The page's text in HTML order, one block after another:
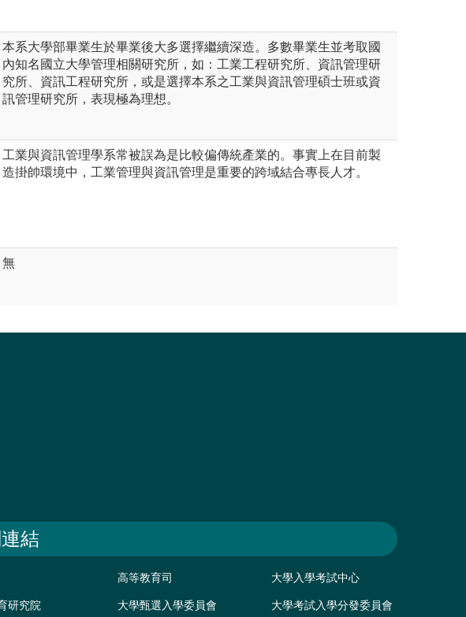
本系大學部畢業生於畢業後大多選擇繼續深造。多數畢業生並考取國
內知名國立大學管理相關研究所，如：工業工程研究所、資訊管理研
究所、資訊工程研究所，或是選擇本系之工業與資訊管理碩士班或資
訊管理研究所，表現極為理想。
工業與資訊管理學系常被誤為是比較偏傳統產業的。事實上在目前製
造掛帥環境中，工業管理與資訊管理是重要的跨域結合專長人才。
無
結
高等教育司 大學入學考試中心
研究院 大學甄選入學委員會 大學考試入學分發委員會